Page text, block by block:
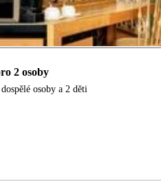
2 osoby
osoby a 2 děti